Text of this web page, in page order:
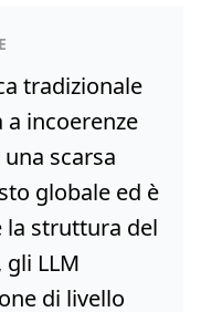
tradizionale
a incoerenze
scarsa
globale ed è
struttura del
LLM
di livello